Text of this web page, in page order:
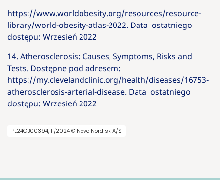
https://www.worldobesity.org/resources/resource-
library/world-obesity-atlas-2022. Data ostatniego
dostępu: Wrzesień 2022
14. Atherosclerosis: Causes, Symptoms, Risks and
Tests. Dostępne pod adresem:
https://my.clevelandclinic.org/health/diseases/16753-
atherosclerosis-arterial-disease. Data ostatniego
dostępu: Wrzesień 2022
PL24OB00394, 11/2024 © Novo Nordisk A/S